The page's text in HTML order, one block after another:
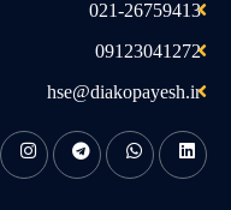
021-26759413
09123041272
hse@diakopayesh.ir